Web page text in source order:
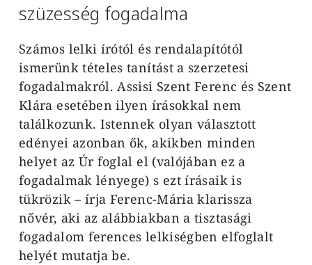
szüzesség fogadalma
Számos lelki írótól és rendalapítótól
ismerünk tételes tanítást a szerzetesi
fogadalmakról. Assisi Szent Ferenc és Szent
Klára esetében ilyen írásokkal nem
találkozunk. Istennek olyan választott
edényei azonban ők, akikben minden
helyet az Úr foglal el (valójában ez a
fogadalmak lényege) s ezt írásaik is
tükrözik – írja Ferenc-Mária klarissza
nővér, aki az alábbiakban a tisztasági
fogadalom ferences lelkiségben elfoglalt
helyét mutatja be.